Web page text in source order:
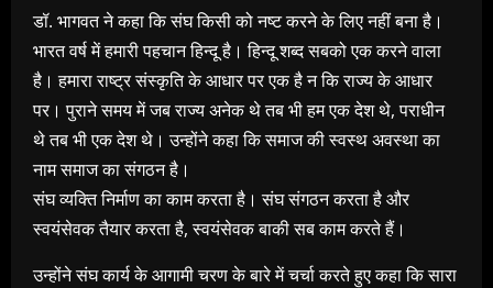
डॉ. भागवत ने कहा कि संघ किसी को नष्ट करने के लिए नहीं बना है।
भारत वर्ष में हमारी पहचान हिन्दू है। हिन्दू शब्द सबको एक करने वाला
है। हमारा राष्ट्र संस्कृति के आधार पर एक है न कि राज्य के आधार
पर। पुराने समय में जब राज्य अनेक थे तब भी हम एक देश थे, पराधीन
थे तब भी एक देश थे। उन्होंने कहा कि समाज की स्वस्थ अवस्था का
नाम समाज का संगठन है।
संघ व्यक्ति निर्माण का काम करता है। संघ संगठन करता है और
स्वयंसेवक तैयार करता है, स्वयंसेवक बाकी सब काम करते हैं।
उन्होंने संघ कार्य के आगामी चरण के बारे में चर्चा करते हुए कहा कि सारा